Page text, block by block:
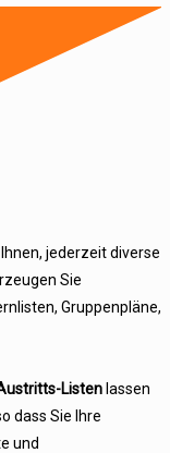
jederzeit diverse
Sie
Gruppenpläne,
Listenlassen
dass Sie Ihre
und